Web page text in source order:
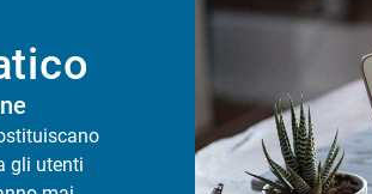
gli utenti